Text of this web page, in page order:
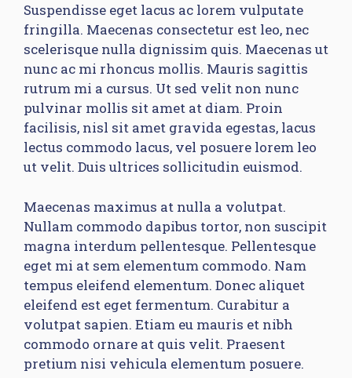
Suspendisse eget lacus ac lorem vulputate
fringilla. Maecenas consectetur est leo, nec
scelerisque nulla dignissim quis. Maecenas ut
nunc ac mi rhoncus mollis. Mauris sagittis
rutrum mi a cursus. Ut sed velit non nunc
pulvinar mollis sit amet at diam. Proin
facilisis, nisl sit amet gravida egestas, lacus
lectus commodo lacus, vel posuere lorem leo
ut velit. Duis ultrices sollicitudin euismod.
Maecenas maximus at nulla a volutpat.
Nullam commodo dapibus tortor, non suscipit
magna interdum pellentesque. Pellentesque
eget mi at sem elementum commodo. Nam
tempus eleifend elementum. Donec aliquet
eleifend est eget fermentum. Curabitur a
volutpat sapien. Etiam eu mauris et nibh
commodo ornare at quis velit. Praesent
pretium nisi vehicula elementum posuere.